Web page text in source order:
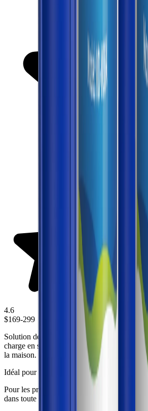
4.6
$169-299
Solution de préfiltration pour toute la
charge en sédiments et protéger les
la maison.
Idéal pour
Pour les propriétaires souhaitant une
dans toute la maison avant la filtration au